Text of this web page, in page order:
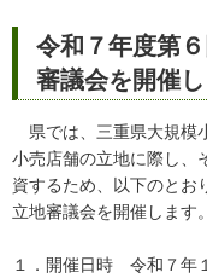
令和７年度第
審議会を開催
県では、三重県大規模
小売店舗の立地に際し、
資するため、以下のとお
立地審議会を開催します。
１．開催日時 令和７年